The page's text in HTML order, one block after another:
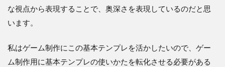
な視点から表現することで、奥深さを表現しているのだと思
います。
私はゲーム制作にこの基本テンプレを活かしたいので、ゲー
ム制作用に基本テンプレの使いかたを転化させる必要がある